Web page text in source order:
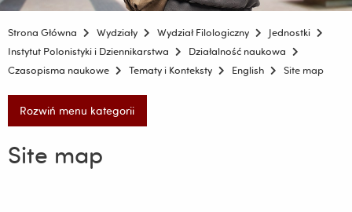
Strona Główna Wydziały Wydział Filologiczny
Jednostki
Instytut Polonistyki i Dziennikarstwa
Działalność naukowa
Czasopisma naukowe
Tematy i Konteksty English Site map
Rozwiń menu kategorii
Site map